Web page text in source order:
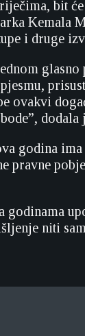
bit
Kemala
i druge
glasno
ovakvi
godina
pravne
godinama
niti